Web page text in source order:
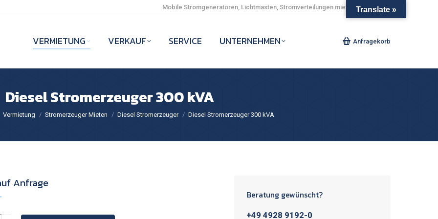
Mobile Stromgeneratoren, Lichtmasten, Stromverteilungen mieten und kaufen.
VERMIETUNG VERKAUF SERVICE UNTERNEHMEN Anfragekorb
Diesel Stromerzeuger 300 kVA
Vermietung Stromerzeuger Mieten Diesel Stromerzeuger Diesel Stromerzeuger 300 kVA
Anfrage
Beratung gewünscht?
+49 4928 9192-0
Translate »